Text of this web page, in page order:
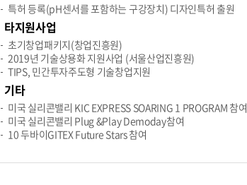
특허 등록(pH센서를 포함하는 구강장치) 디자인특허 출원
타지원사업
초기창업패키지(창업진흥원)
2019년 기술상용화 지원사업 (서울산업진흥원)
TIPS, 민간투자주도형 기술창업지원
기타
미국 실리콘밸리 KIC EXPRESS SOARING 1 PROGRAM 참여
미국 실리콘밸리 Plug &Play Demoday참여
10 두바이GITEX Future Stars 참여